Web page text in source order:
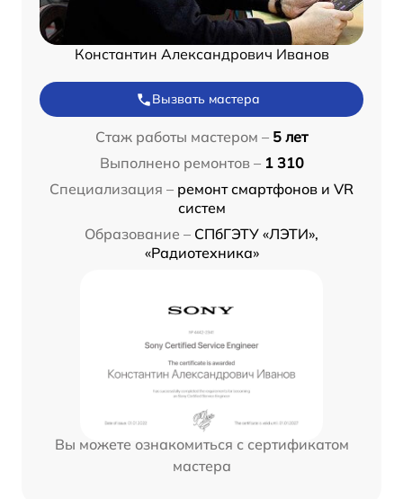
Константин Александрович Иванов
Вызвать мастера
Стаж работы мастером – 5 лет
Выполнено ремонтов – 1 310
Специализация – ремонт смартфонов и VR
систем
Образование – СПбГЭТУ «ЛЭТИ»,
«Радиотехника»
Вы можете ознакомиться с сертификатом
мастера